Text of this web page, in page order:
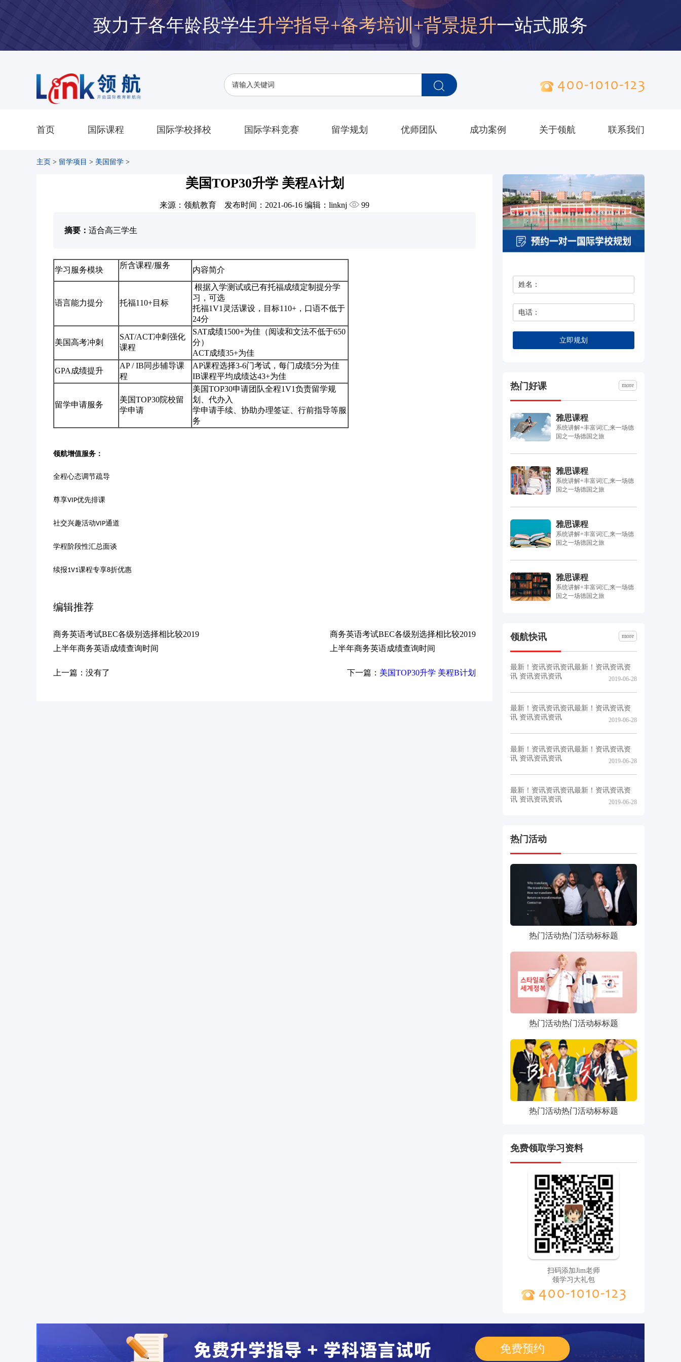
致力于各年龄段学生升学指导+备考培训+背景提升一站式服务
首页 国际课程 国际学校择校 国际学科竞赛 留学规划 优师团队 成功案例 关于领航 联系我们
主页 > 留学项目 > 美国留学 >
美国TOP30升学 美程A计划
来源：领航教育 发布时间：2021-06-16 编辑：linknj 99
摘要： 适合高三学生
学习服务模块
所含课程/服务
内容简介
语言能力提分 托福110+目标
根据入学测试或已有托福成绩定制提分学
习，可选
托福1V1灵活课设，目标110+，口语不低于
24分
美国高考冲刺
SAT/ACT冲刺强化
课程
SAT成绩1500+为佳（阅读和文法不低于650
分）
ACT成绩35+为佳
GPA成绩提升
AP / IB同步辅导课
程
AP课程选择3-6门考试，每门成绩5分为佳
IB课程平均成绩达43+为佳
留学申请服务
美国TOP30院校留
学申请
美国TOP30申请团队全程1V1负责留学规
划、代办入
学申请手续、协助办理签证、行前指导等服
务
领航增值服务：
全程心态调节疏导
尊享VIP优先排课
社交兴趣活动VIP通道
学程阶段性汇总面谈
续报1V1课程专享8折优惠
编辑推荐
商务英语考试BEC各级别选择相比较2019
上半年商务英语成绩查询时间
商务英语考试BEC各级别选择相比较2019
上半年商务英语成绩查询时间
上一篇：没有了 下一篇： 美国TOP30升学 美程B计划
立即规划
热门好课 more
雅思课程
系统讲解+丰富词汇,来一场德
国之一场德国之旅
雅思课程
系统讲解+丰富词汇,来一场德
国之一场德国之旅
雅思课程
系统讲解+丰富词汇,来一场德
国之一场德国之旅
雅思课程
系统讲解+丰富词汇,来一场德
国之一场德国之旅
领航快讯 more
最新！资讯资讯资讯最新！资讯资讯资
讯 资讯资讯资讯
2019-06-28
最新！资讯资讯资讯最新！资讯资讯资
讯 资讯资讯资讯
2019-06-28
最新！资讯资讯资讯最新！资讯资讯资
讯 资讯资讯资讯
2019-06-28
最新！资讯资讯资讯最新！资讯资讯资
讯 资讯资讯资讯
2019-06-28
热门活动
热门活动热门活动标标题
热门活动热门活动标标题
热门活动热门活动标标题
免费领取学习资料
扫码添加Jim老师
领学习大礼包
免费预约